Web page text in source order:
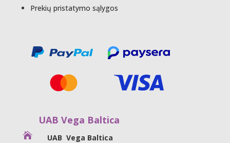
Prekių pristatymo sąlygos
UAB Vega Baltica

UAB Vega Baltica